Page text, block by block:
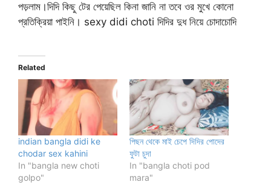
পড়লাম।দিদি কিছু টের পেয়েছিল কিনা জানি না তবে ওর মুখে কোনো
প্রতিক্রিয়া পাইনি। sexy didi choti দিদির দুধ নিয়ে চোদাচোদি
Related
indian bangla didi ke
chodar sex kahini
In "bangla new choti
golpo"
পিছন থেকে মাই চেপে দিদির পোদের
ফুটা চুদা
In "bangla choti pod
mara"